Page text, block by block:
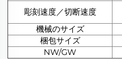
彫刻速度／切断速度
機械のサイズ
梱包サイズ
NW/GW